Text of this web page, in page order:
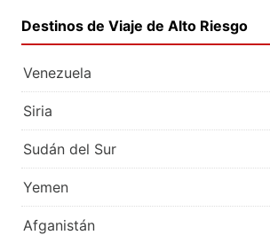
Destinos de Viaje de Alto Riesgo
Venezuela
Siria
Sudán del Sur
Yemen
Afganistán